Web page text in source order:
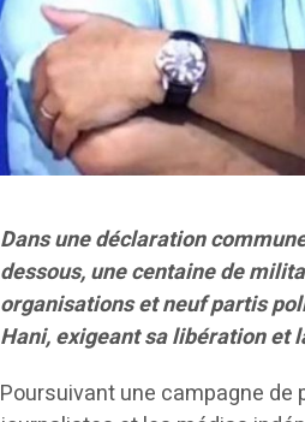
Dans une déclaration
dessous, une centaine de
organisations et neuf partis
Hani, exigeant sa libération et
Poursuivant une campagne